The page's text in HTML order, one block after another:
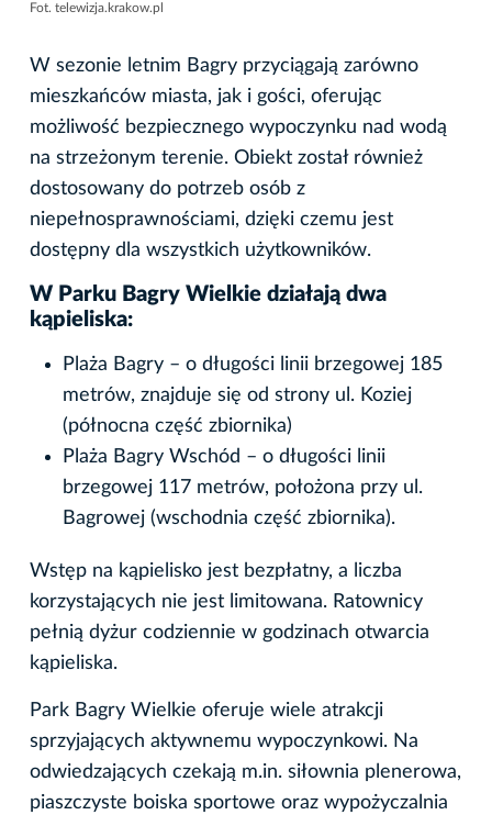
Fot. telewizja.krakow.pl
W sezonie letnim Bagry przyciągają zarówno
mieszkańców miasta, jak i gości, oferując
możliwość bezpiecznego wypoczynku nad wodą
na strzeżonym terenie. Obiekt został również
dostosowany do potrzeb osób z
niepełnosprawnościami, dzięki czemu jest
dostępny dla wszystkich użytkowników.
W Parku Bagry Wielkie działają dwa
kąpieliska:
Plaża Bagry – o długości linii brzegowej 185
metrów, znajduje się od strony ul. Koziej
(północna część zbiornika)
Plaża Bagry Wschód – o długości linii
brzegowej 117 metrów, położona przy ul.
Bagrowej (wschodnia część zbiornika).
Wstęp na kąpielisko jest bezpłatny, a liczba
korzystających nie jest limitowana. Ratownicy
pełnią dyżur codziennie w godzinach otwarcia
kąpieliska.
Park Bagry Wielkie oferuje wiele atrakcji
sprzyjających aktywnemu wypoczynkowi. Na
odwiedzających czekają m.in. siłownia plenerowa,
piaszczyste boiska sportowe oraz wypożyczalnia